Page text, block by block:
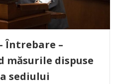
Întrebare –
dispuse
sediului